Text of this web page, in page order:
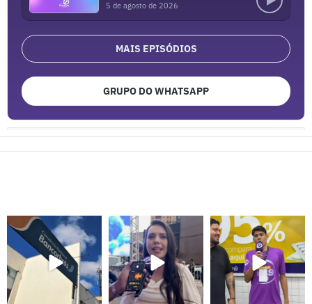
5 de agosto de 2026
MAIS EPISÓDIOS
GRUPO DO WHATSAPP